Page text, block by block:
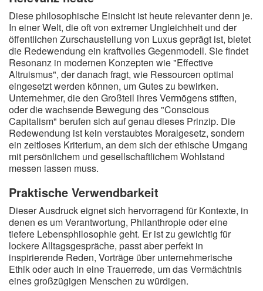
Diese philosophische Einsicht ist heute relevanter denn je.
In einer Welt, die oft von extremer Ungleichheit und der
öffentlichen Zurschaustellung von Luxus geprägt ist, bietet
die Redewendung ein kraftvolles Gegenmodell. Sie findet
Resonanz in modernen Konzepten wie "Effective
Altruismus", der danach fragt, wie Ressourcen optimal
eingesetzt werden können, um Gutes zu bewirken.
Unternehmer, die den Großteil ihres Vermögens stiften,
oder die wachsende Bewegung des "Conscious
Capitalism" berufen sich auf genau dieses Prinzip. Die
Redewendung ist kein verstaubtes Moralgesetz, sondern
ein zeitloses Kriterium, an dem sich der ethische Umgang
mit persönlichem und gesellschaftlichem Wohlstand
messen lassen muss.
Praktische Verwendbarkeit
Dieser Ausdruck eignet sich hervorragend für Kontexte, in
denen es um Verantwortung, Philanthropie oder eine
tiefere Lebensphilosophie geht. Er ist zu gewichtig für
lockere Alltagsgespräche, passt aber perfekt in
inspirierende Reden, Vorträge über unternehmerische
Ethik oder auch in eine Trauerrede, um das Vermächtnis
eines großzügigen Menschen zu würdigen.